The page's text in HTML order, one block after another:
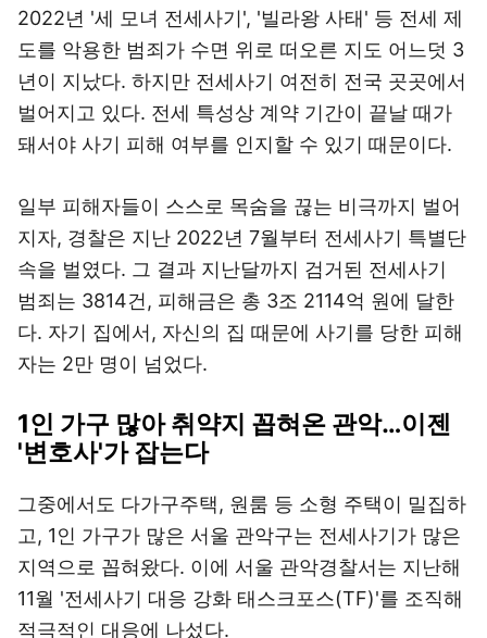
2022년 '세 모녀 전세사기', '빌라왕 사태' 등 전세 제
도를 악용한 범죄가 수면 위로 떠오른 지도 어느덧 3
년이 지났다. 하지만 전세사기 여전히 전국 곳곳에서
벌어지고 있다. 전세 특성상 계약 기간이 끝날 때가
돼서야 사기 피해 여부를 인지할 수 있기 때문이다.
일부 피해자들이 스스로 목숨을 끊는 비극까지 벌어
지자, 경찰은 지난 2022년 7월부터 전세사기 특별단
속을 벌였다. 그 결과 지난달까지 검거된 전세사기
범죄는 3814건, 피해금은 총 3조 2114억 원에 달한
다. 자기 집에서, 자신의 집 때문에 사기를 당한 피해
자는 2만 명이 넘었다.
1인 가구 많아 취약지 꼽혀온 관악…이젠
'변호사'가 잡는다
그중에서도 다가구주택, 원룸 등 소형 주택이 밀집하
고, 1인 가구가 많은 서울 관악구는 전세사기가 많은
지역으로 꼽혀왔다. 이에 서울 관악경찰서는 지난해
11월 '전세사기 대응 강화 태스크포스(TF)'를 조직해
적극적인 대응에 나섰다.